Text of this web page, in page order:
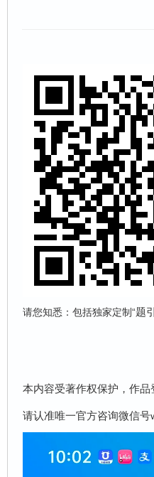
请您知悉：包括独家定制“题
本内容受著作权保护，作
请认准唯一官方咨询微信号